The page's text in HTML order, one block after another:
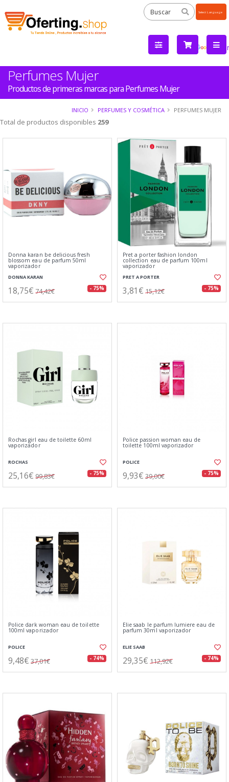
by
Perfumes Mujer
Productos de primeras marcas para Perfumes Mujer
INICIO PERFUMES Y COSMÉTICA PERFUMES MUJER
Total de productos disponibles 259
Donna karan be delicious fresh
blossom eau de parfum 50ml
vaporizador
DONNA KARAN
18,75€ 74,42€ - 75%
Pret a porter fashion london
collection eau de parfum 100ml
vaporizador
PRET A PORTER
3,81€ 15,12€ - 75%
Rochas girl eau de toilette 60ml
vaporizador
ROCHAS
25,16€ 99,83€ - 75%
Police passion woman eau de
toilette 100ml vaporizador
POLICE
9,93€ 39,00€ - 75%
Police dark woman eau de toilette
100ml vaporizador
POLICE
9,48€ 37,01€ - 74%
Elie saab le parfum lumiere eau de
parfum 30ml vaporizador
ELIE SAAB
29,35€ 112,92€ - 74%